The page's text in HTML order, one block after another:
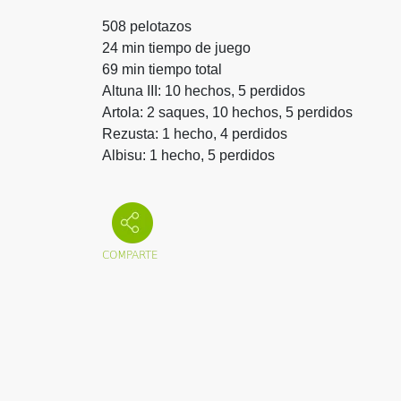
508 pelotazos
24 min tiempo de juego
69 min tiempo total
Altuna III: 10 hechos, 5 perdidos
Artola: 2 saques, 10 hechos, 5 perdidos
Rezusta: 1 hecho, 4 perdidos
Albisu: 1 hecho, 5 perdidos